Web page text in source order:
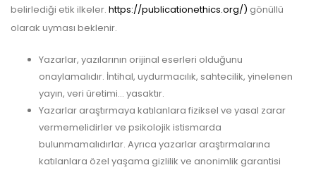
belirlediği etik ilkeler. https://publicationethics.org/) gönüllü
olarak uyması beklenir.
Yazarlar, yazılarının orijinal eserleri olduğunu
onaylamalıdır. İntihal, uydurmacılık, sahtecilik, yinelenen
yayın, veri üretimi… yasaktır.
Yazarlar araştırmaya katılanlara fiziksel ve yasal zarar
vermemelidirler ve psikolojik istismarda
bulunmamalıdırlar. Ayrıca yazarlar araştırmalarına
katılanlara özel yaşama gizlilik ve anonimlik garantisi